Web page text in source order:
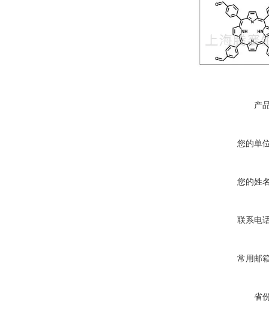
产
您的单
您的姓
联系电
常用邮
省